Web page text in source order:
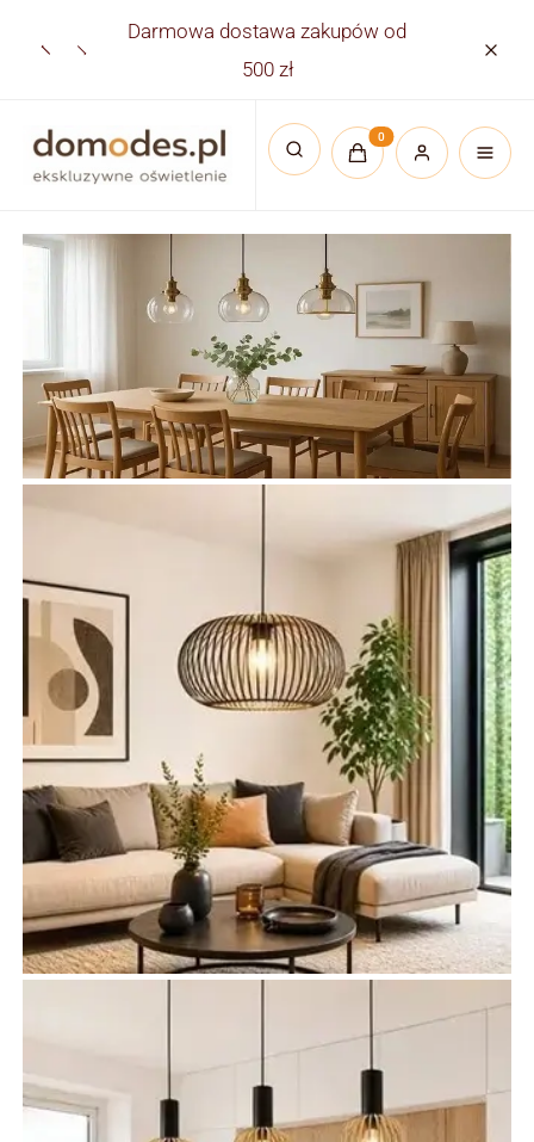
Darmowa dostawa zakupów od
500 zł
Otwórz wyszukiwarkę
Produkty w
Lampy wiszące
Lampy do salonu